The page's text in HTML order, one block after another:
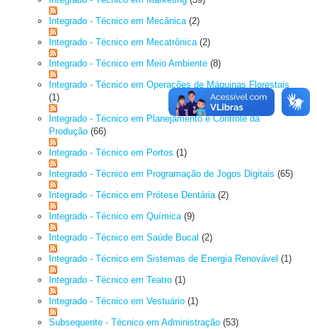
Integrado - Técnico em Mecânica (2)
Integrado - Técnico em Mecatrônica (2)
Integrado - Técnico em Meio Ambiente (8)
Integrado - Técnico em Operações de Máquinas Florestais
(1)
Integrado - Técnico em Planejamento e Controle da
Produção (66)
Integrado - Técnico em Portos (1)
Integrado - Técnico em Programação de Jogos Digitais (65)
Integrado - Técnico em Prótese Dentária (2)
Integrado - Técnico em Química (9)
Integrado - Técnico em Saúde Bucal (2)
Integrado - Técnico em Sistemas de Energia Renovável (1)
Integrado - Técnico em Teatro (1)
Integrado - Técnico em Vestuário (1)
Subsequente - Técnico em Administração (53)